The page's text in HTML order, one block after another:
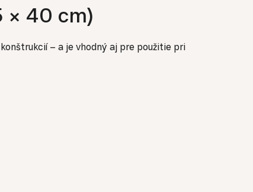
× 40 cm)
– a je vhodný aj pre použitie pri